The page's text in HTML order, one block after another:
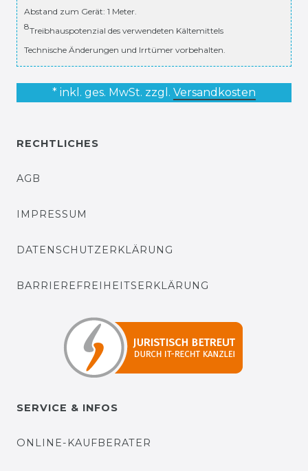
Abstand zum Gerät: 1 Meter.
8Treibhauspotenzial des verwendeten Kältemittels
Technische Änderungen und Irrtümer vorbehalten.
* inkl. ges. MwSt. zzgl. Versandkosten
RECHTLICHES
AGB
IMPRESSUM
DATENSCHUTZERKLÄRUNG
BARRIEREFREIHEITSERKLÄRUNG
SERVICE & INFOS
ONLINE-KAUFBERATER